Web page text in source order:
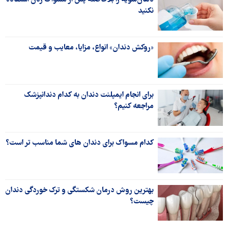
نکنید
«روکش دندان» انواع، مزایا، معایب و قیمت
برای انجام ایمپلنت دندان به کدام دندانپزشک
مراجعه کنیم؟
کدام مسواک برای دندان های شما مناسب تر است؟
بهترین روش درمان شکستگی و ترک خوردگی دندان
چیست؟